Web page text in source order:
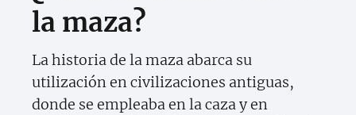
la maza?
La historia de la maza abarca su
utilización en civilizaciones antiguas,
donde se empleaba en la caza y en